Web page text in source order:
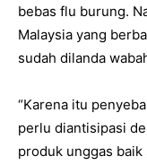
bebas flu burung.
Malaysia yang
sudah dilanda
“Karena itu
perlu diantisipasi
produk unggas baik